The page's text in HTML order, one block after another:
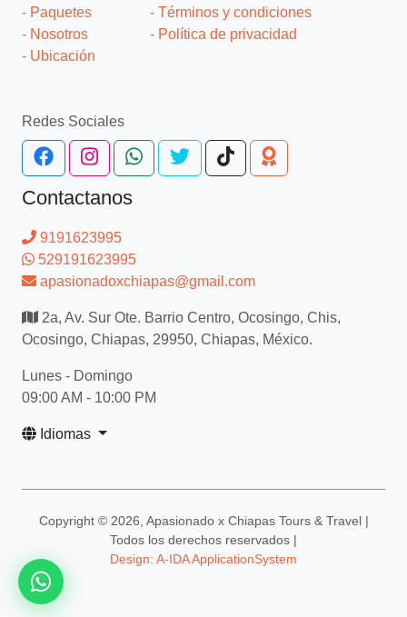
- Paquetes
- Nosotros
- Ubicación
- Términos y condiciones
- Política de privacidad
Redes Sociales
Contactanos
9191623995
529191623995
apasionadoxchiapas@gmail.com
2a, Av. Sur Ote. Barrio Centro, Ocosingo, Chis,
Ocosingo, Chiapas, 29950, Chiapas, México.
Lunes - Domingo
09:00 AM - 10:00 PM
Idiomas
Copyright © 2026, Apasionado x Chiapas Tours & Travel |
Todos los derechos reservados |
Design: A-IDA ApplicationSystem